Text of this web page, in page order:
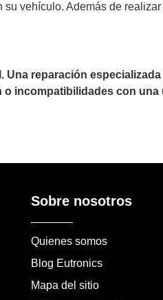
vehículo. Además de
reparación
incompatibilidades con
Sobre nosotros
Quienes somos
Blog Eutronics
Mapa del sitio